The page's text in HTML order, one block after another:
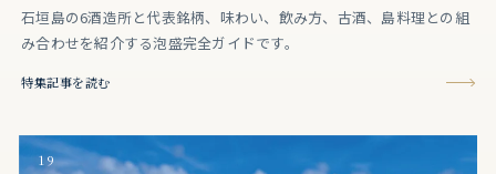
石垣島の6酒造所と代表銘柄、味わい、飲み方、古酒、島料理との組
み合わせを紹介する泡盛完全ガイドです。
特集記事を読む
19